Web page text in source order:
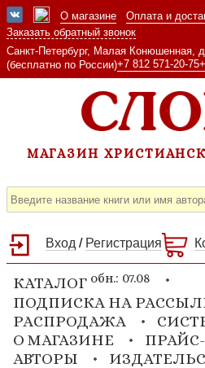
О магазине Оплата и
Заказать обратный звонок
Санкт-Петербург, Малая Конюшенная,
(бесплатно по России)+7 812 571-20-75
МАГАЗИН
Вход / Регистрация
КАТАЛОГ обн.: 07.08
ПОДПИСКА НА
РАСПРОДАЖА
О МАГАЗИНЕ
АВТОРЫ